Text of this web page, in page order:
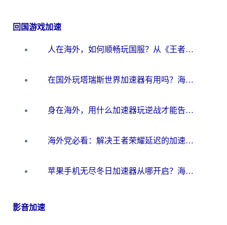
回国游戏加速
人在海外，如何顺畅玩国服？从《王者荣耀》到《云图计划》的加速器终极指南
在国外玩塔瑞斯世界加速器有用吗？海外玩家亲测后的真实答案
身在海外，用什么加速器玩逆战才能告别延迟？
海外党必看：解决王者荣耀延迟的加速器终极指南——从EVE到猫和老鼠，一个工具全搞定
苹果手机无尽冬日加速器从哪开启？海外玩家的冬日生存指南
影音加速